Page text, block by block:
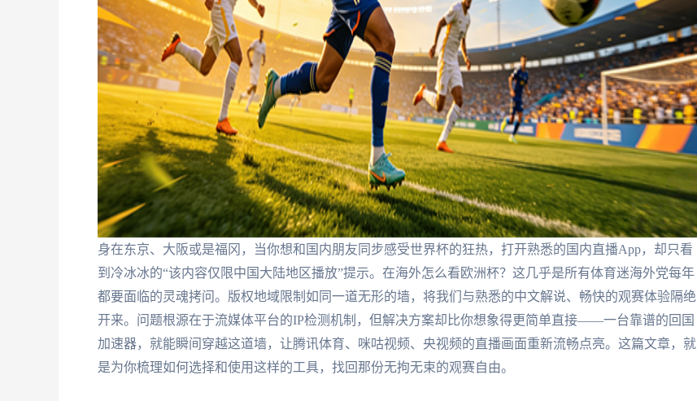
身在东京、大阪或是福冈，当你想和国内朋友同步感受世界杯的狂热，打开熟悉的国内直播App，却只看
到冷冰冰的“该内容仅限中国大陆地区播放”提示。在海外怎么看欧洲杯？这几乎是所有体育迷海外党每年
都要面临的灵魂拷问。版权地域限制如同一道无形的墙，将我们与熟悉的中文解说、畅快的观赛体验隔绝
开来。问题根源在于流媒体平台的IP检测机制，但解决方案却比你想象得更简单直接——一台靠谱的回国
加速器，就能瞬间穿越这道墙，让腾讯体育、咪咕视频、央视频的直播画面重新流畅点亮。这篇文章，就
是为你梳理如何选择和使用这样的工具，找回那份无拘无束的观赛自由。